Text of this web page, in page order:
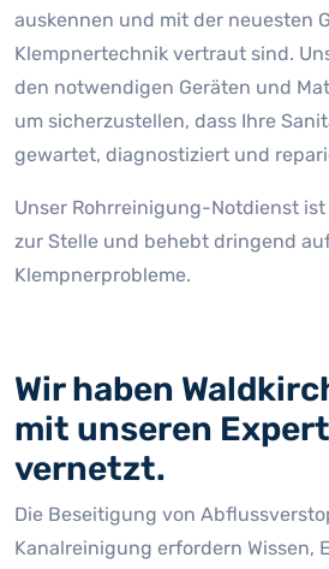
auskennen und mit der neuesten
Klempnertechnik vertraut sind.
den notwendigen Geräten und
um sicherzustellen, dass Ihre
gewartet, diagnostiziert und
Unser Rohrreinigung-Notdienst
zur Stelle und behebt dringend
Klempnerprobleme.
Wir haben
mit unseren
vernetzt.
Die Beseitigung von
Kanalreinigung erfordern Wissen,